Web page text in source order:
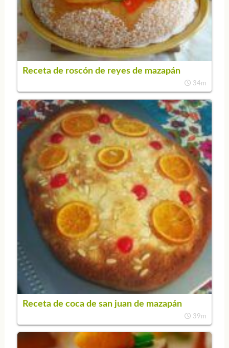
Receta de roscón de reyes de mazapán
34m
Receta de coca de san juan de mazapán
39m